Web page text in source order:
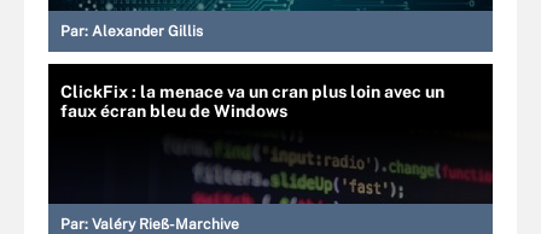
Par: Alexander Gillis
ClickFix : la menace va un cran plus loin avec un
faux écran bleu de Windows
Par: Valéry Rieß-Marchive